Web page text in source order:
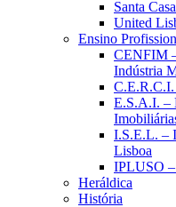
Santa
United
Ensino
CENFIM
Indústria
C.E.R.C.I.
E.S.A.I. –
I.S.E.L. –
Lisboa
IPLUSO –
Heráldica
História